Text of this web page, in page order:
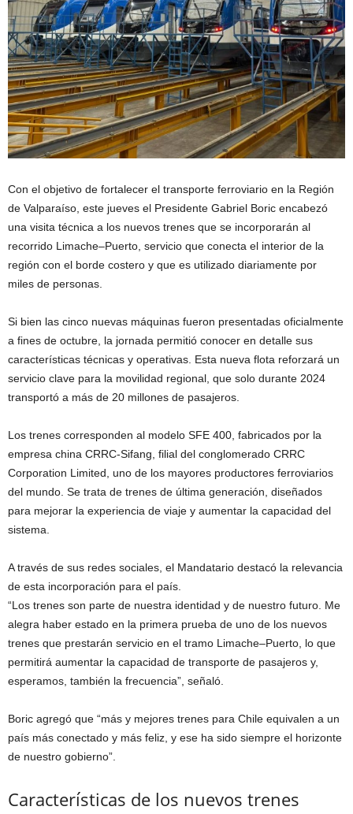
Con el objetivo de fortalecer el transporte ferroviario en la Región
de Valparaíso, este jueves el Presidente Gabriel Boric encabezó
una visita técnica a los nuevos trenes que se incorporarán al
recorrido Limache–Puerto, servicio que conecta el interior de la
región con el borde costero y que es utilizado diariamente por
miles de personas.
Si bien las cinco nuevas máquinas fueron presentadas oficialmente
a fines de octubre, la jornada permitió conocer en detalle sus
características técnicas y operativas. Esta nueva flota reforzará un
servicio clave para la movilidad regional, que solo durante 2024
transportó a más de 20 millones de pasajeros.
Los trenes corresponden al modelo SFE 400, fabricados por la
empresa china CRRC-Sifang, filial del conglomerado CRRC
Corporation Limited, uno de los mayores productores ferroviarios
del mundo. Se trata de trenes de última generación, diseñados
para mejorar la experiencia de viaje y aumentar la capacidad del
sistema.
A través de sus redes sociales, el Mandatario destacó la relevancia
de esta incorporación para el país.
“Los trenes son parte de nuestra identidad y de nuestro futuro. Me
alegra haber estado en la primera prueba de uno de los nuevos
trenes que prestarán servicio en el tramo Limache–Puerto, lo que
permitirá aumentar la capacidad de transporte de pasajeros y,
esperamos, también la frecuencia”, señaló.
Boric agregó que “más y mejores trenes para Chile equivalen a un
país más conectado y más feliz, y ese ha sido siempre el horizonte
de nuestro gobierno”.
Características de los nuevos trenes